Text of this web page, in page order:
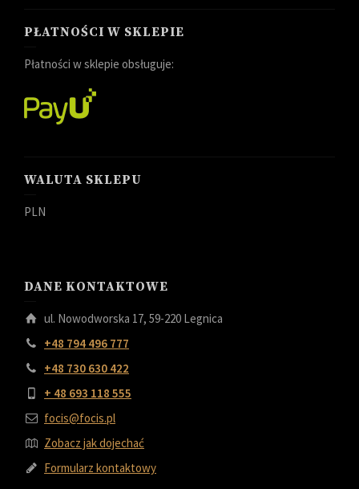
PŁATNOŚCI W SKLEPIE
Płatności w sklepie obsługuje:
WALUTA SKLEPU
PLN
DANE KONTAKTOWE
ul. Nowodworska 17, 59-220 Legnica
+48 794 496 777
+48 730 630 422
+ 48 693 118 555
focis@focis.pl
Zobacz jak dojechać
Formularz kontaktowy